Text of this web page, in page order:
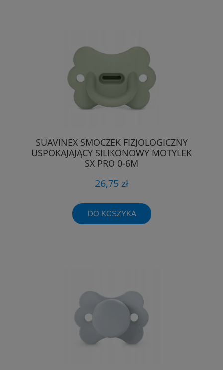
SUAVINEX SMOCZEK FIZJOLOGICZNY
USPOKAJAJĄCY SILIKONOWY MOTYLEK
SX PRO 0-6M
26,75 zł
DO KOSZYKA